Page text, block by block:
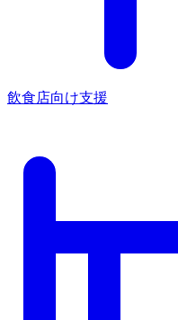
飲食店向け支援